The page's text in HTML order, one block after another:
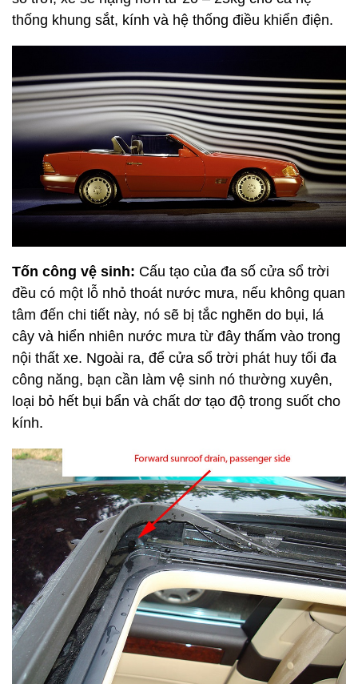
thống khung sắt, kính và hệ thống điều khiển điện.
Tốn công vệ sinh: Cấu tạo của đa số cửa sổ trời
đều có một lỗ nhỏ thoát nước mưa, nếu không quan
tâm đến chi tiết này, nó sẽ bị tắc nghẽn do bụi, lá
cây và hiển nhiên nước mưa từ đây thấm vào trong
nội thất xe. Ngoài ra, để cửa sổ trời phát huy tối đa
công năng, bạn cần làm vệ sinh nó thường xuyên,
loại bỏ hết bụi bẩn và chất dơ tạo độ trong suốt cho
kính.